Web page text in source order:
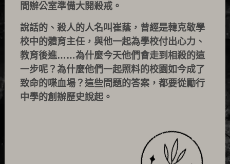
間辦公室準備大開殺戒。
說話的、殺人的人名叫崔蔭，曾經是韓克敬學
校中的體育主任，與他一起為學校付出心力、
教育後進……為什麼今天他們會走到相殺的這
一步呢？為什麼他們一起照料的校園如今成了
致命的喋血場？這些問題的答案，都要從勵行
中學的創辦歷史說起。